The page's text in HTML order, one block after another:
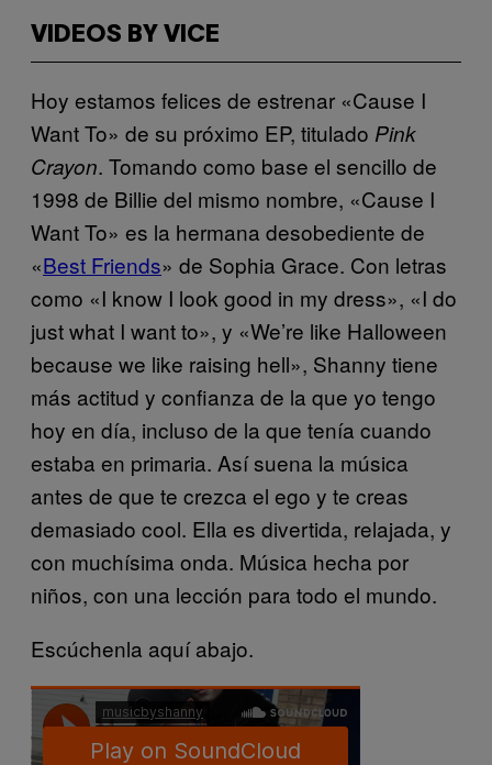
VIDEOS BY VICE
Hoy estamos felices de estrenar «Cause I
Want To» de su próximo EP, titulado Pink
Crayon. Tomando como base el sencillo de
1998 de Billie del mismo nombre, «Cause I
Want To» es la hermana desobediente de
«Best Friends» de Sophia Grace. Con letras
como «I know I look good in my dress», «I do
just what I want to», y «We’re like Halloween
because we like raising hell», Shanny tiene
más actitud y confianza de la que yo tengo
hoy en día, incluso de la que tenía cuando
estaba en primaria. Así suena la música
antes de que te crezca el ego y te creas
demasiado cool. Ella es divertida, relajada, y
con muchísima onda. Música hecha por
niños, con una lección para todo el mundo.
Escúchenla aquí abajo.